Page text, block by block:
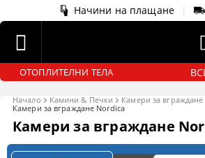
Начини на плащане
ОТОПЛИТЕЛНИ ТЕЛА
Начало Камини & Печки
Камери за вграждане
Камери за вграждане Nordica
Камери за вграждане